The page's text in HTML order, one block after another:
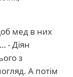
мед в них
- Діян
з
А потім